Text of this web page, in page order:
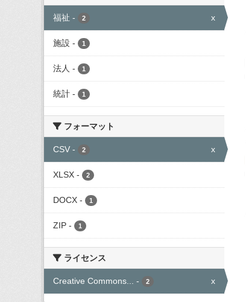
福祉 - 2 x
施設 - 1
法人 - 1
統計 - 1
フォーマット
CSV - 2 x
XLSX - 2
DOCX - 1
ZIP - 1
ライセンス
Creative Commons... - 2 x